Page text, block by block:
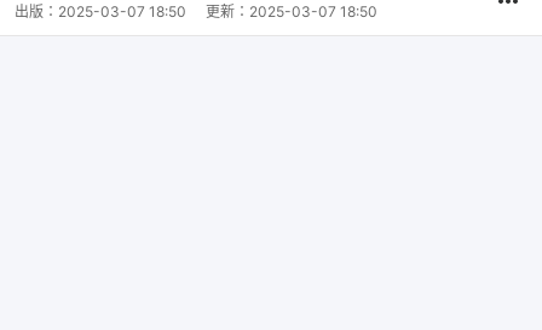
出版： 2025-03-07 18:50 更新： 2025-03-07 18:50